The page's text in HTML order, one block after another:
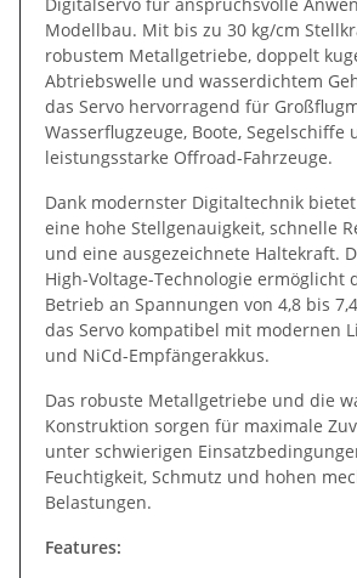
Modellbau. Mit bis zu 30 kg/cm
robustem Metallgetriebe, doppelt
Abtriebswelle und wasserdichtem
das Servo hervorragend für
Wasserflugzeuge, Boote, Segelschiffe
leistungsstarke Offroad-Fahrzeuge.
Dank modernster Digitaltechnik bietet
eine hohe Stellgenauigkeit, schnelle
und eine ausgezeichnete Haltekraft.
High-Voltage-Technologie ermöglicht
Betrieb an Spannungen von 4,8 bis
das Servo kompatibel mit modernen
und NiCd-Empfängerakkus.
Das robuste Metallgetriebe und die
Konstruktion sorgen für maximale
unter schwierigen
Feuchtigkeit, Schmutz und hohen
Belastungen.
Features: